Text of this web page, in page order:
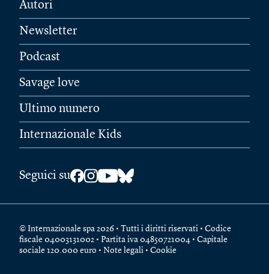
Autori
Newsletter
Podcast
Savage love
Ultimo numero
Internazionale Kids
Seguici su
© Internazionale spa 2026 • Tutti i diritti riservati • Codice
fiscale 04003131002 • Partita iva 04850721004 • Capitale
sociale 120.000 euro • Note legali • Cookie